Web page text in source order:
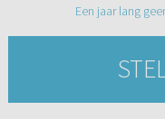
Een jaar lang